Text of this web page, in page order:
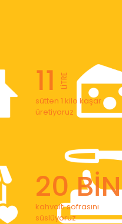
11 LİTRE
sütten 1 kilo kaşar
üretiyoruz
20 BİN
kahvaltı sofrasını
süslüyoruz